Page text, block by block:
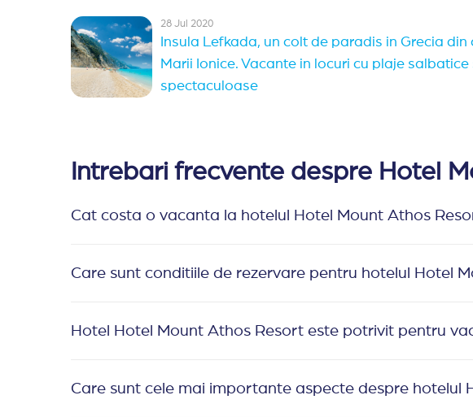
28 Jul 2020
Insula Lefkada, un colt de paradis in Grecia din
Marii Ionice. Vacante in locuri cu plaje salbatice
spectaculoase
Intrebari frecvente despre Hotel
Cat costa o vacanta la hotelul Hotel Mount Athos
Care sunt conditiile de rezervare pentru hotelul Hotel
Hotel Hotel Mount Athos Resort este potrivit pentru
Care sunt cele mai importante aspecte despre hotelul